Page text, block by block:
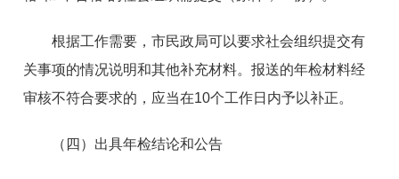
根据工作需要，市民政局可以要求社会组织提交有
关事项的情况说明和其他补充材料。报送的年检材料经
审核不符合要求的，应当在10个工作日内予以补正。
（四）出具年检结论和公告